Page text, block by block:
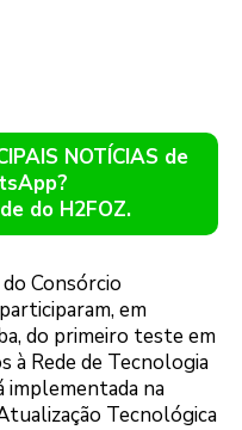
NOTÍCIAS de
do H2FOZ.
Consórcio
em
do primeiro teste em
à Rede de Tecnologia
implementada na
Tecnológica